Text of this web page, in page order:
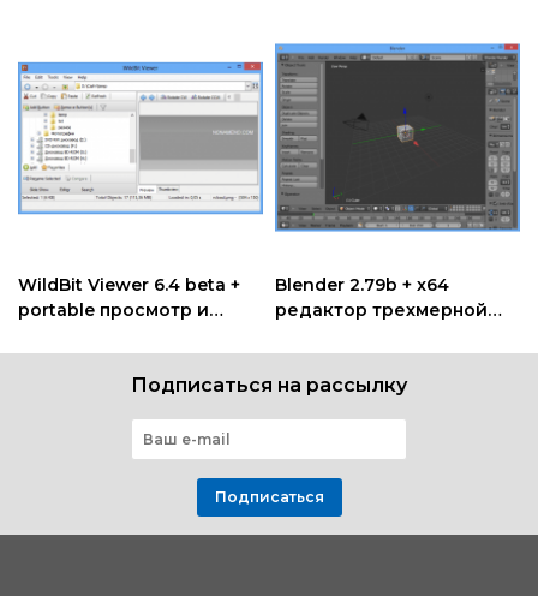
WildBit Viewer 6.4 beta +
portable просмотр и
изображений
Blender 2.79b + x64
редактор трехмерной
Подписаться на рассылку
Подписаться